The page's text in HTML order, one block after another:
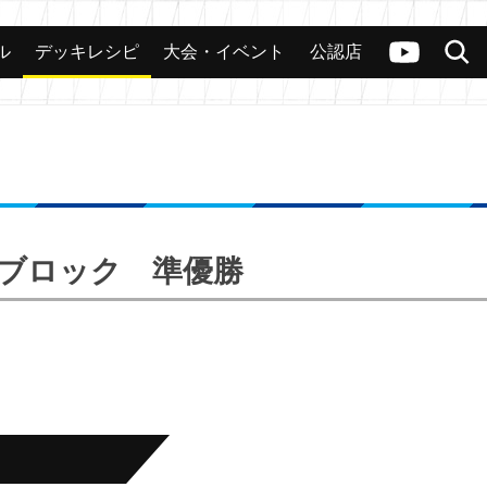
ヴァンガードch
検索
カード 大会 公認店舗 その他
デッキレシピ 大会・イベント 公認店
ブロック 準優勝